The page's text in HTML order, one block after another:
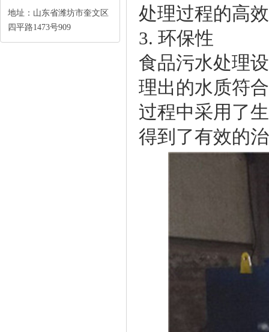
地址：山东省潍坊市奎文区
四平路1473号909
处理过程的高
3. 环保性
食品污水处理
理出的水质符
过程中采用了
得到了有效的